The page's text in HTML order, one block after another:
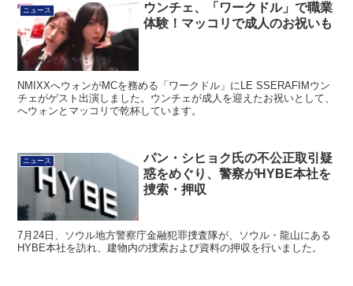
ニュース
ウンチェ、「ワークドル」で職業
体験！マッコリで成人のお祝いも
NMIXXへウォンがMCを務める「ワークドル」にLE SSERAFIMウン
チェがゲスト出演しました。ウンチェが成人を迎えたお祝いとして、
へウォンとマッコリで乾杯しています。
ニュース
パン・シヒョク氏の不公正取引疑
惑をめぐり、警察がHYBE本社を
捜索・押収
7月24日、ソウル地方警察庁金融犯罪捜査隊が、ソウル・龍山にある
HYBE本社を訪れ、建物内の捜索および資料の押収を行いました。